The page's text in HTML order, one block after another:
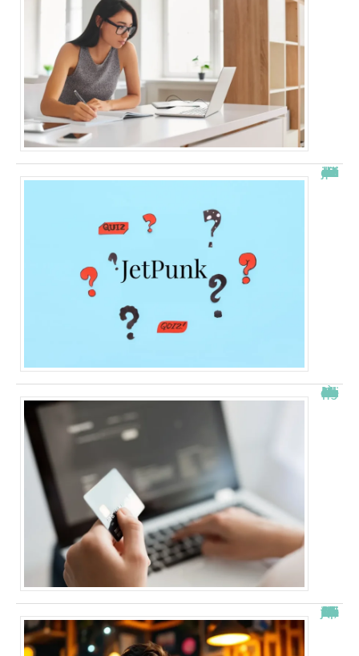
JetPunk : le meilleur site de quiz et de jeux !
À quelle heure les virements bancaires passent Crédit Agricole ?
“Alexis Morel, journaliste : Qui est le fils de Apolline de Malherbe ?”